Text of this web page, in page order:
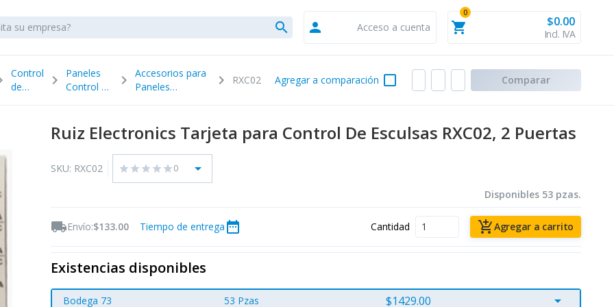
search person Acceso a cuenta shopping_cart
0
$0.00
Incl. IVA
Control
de
chevron_right
Paneles
Control de
chevron_right
Accesorios para
Paneles
chevron_right RXC02 check_box_outline_blank
Agregar a comparación Comparar
Ruiz Electronics Tarjeta para Control De Esculsas RXC02, 2 Puertas
SKU: RXC02 star star star star star0 arrow_drop_down
Disponibles 53 pzas.
local_shippingEnvío:$133.00 Tiempo de entrega date_range Cantidad add_shopping_cartAgregar a carrito
Existencias disponibles
arrow_drop_down
Bodega 73 53 Pzas $1429.00